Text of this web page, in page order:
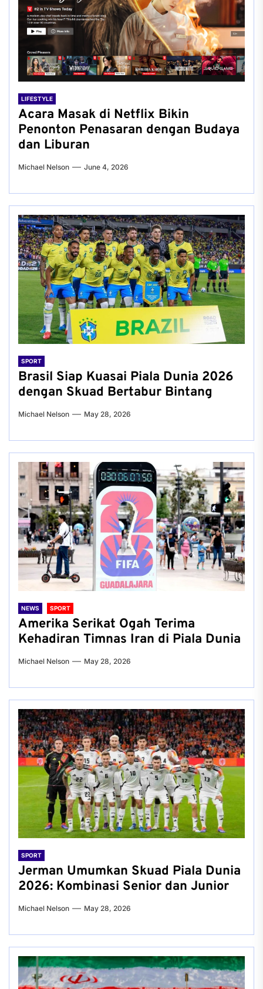
LIFESTYLE
Acara Masak di Netflix Bikin
Penonton Penasaran dengan Budaya
dan Liburan
Michael Nelson June 4, 2026
SPORT
Brasil Siap Kuasai Piala Dunia 2026
dengan Skuad Bertabur Bintang
Michael Nelson May 28, 2026
NEWS SPORT
Amerika Serikat Ogah Terima
Kehadiran Timnas Iran di Piala Dunia
Michael Nelson May 28, 2026
SPORT
Jerman Umumkan Skuad Piala Dunia
2026: Kombinasi Senior dan Junior
Michael Nelson May 28, 2026